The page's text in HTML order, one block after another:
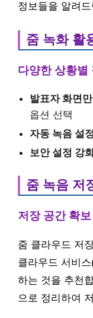
정보들을 알려
줌 녹화 활
다양한 상황별
발표자 화면
옵션 선택
자동 녹음 설
보안 설정 강
줌 녹음 저
저장 공간 확보
줌 클라우드 저
클라우드 서비
하는 것을 추천
으로 정리하여